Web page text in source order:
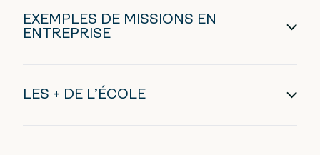
EXEMPLES DE MISSIONS EN
ENTREPRISE
LES + DE L’ÉCOLE